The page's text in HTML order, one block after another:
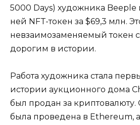
5000 Days) художника
ней NFT-токен за $69,3 млн.
невзаимозаменяемый токен
дорогим в истории.
Работа художника стала
истории аукционного дома
был продан за криптовалюту.
была проведена в Ethereum,